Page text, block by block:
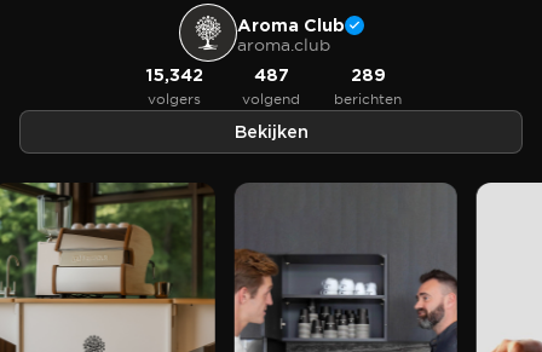
Aroma Club
aroma.club
15,342
volgers
487
volgend
289
berichten
Bekijken